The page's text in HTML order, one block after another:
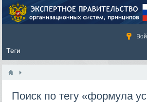
Поиск по тегу «формула